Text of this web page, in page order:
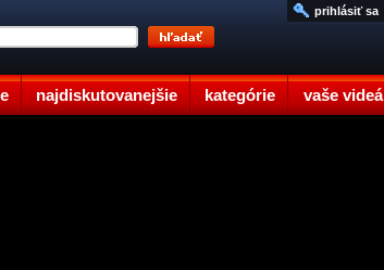
najdiskutovanejšie kategórie vaše videá
prihlásiť sa